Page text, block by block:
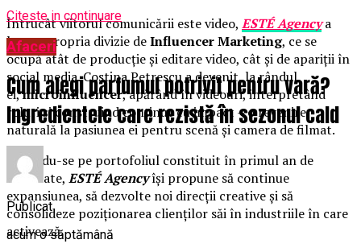
Întrucât viitorul comunicării este video, ESTÉ Agencya
lansat propria divizie deInfluencer Marketing, ce se
ocupă atât de producție și editare video, cât și de apariții în
social media. Costina Petrescu a devenit, la rândul
ei,microinfluencer, apărând în videouri, interpretând
roluri și construind conținut cu impact – o revenire
naturală la pasiunea ei pentru scenă și camera de filmat.
Bazându-se pe portofoliul constituit în primul an de
activitate, ESTÉ Agencyîși propune să continue
expansiunea, să dezvolte noi direcții creative și să
consolideze poziționarea clienților săi în industriile în care
activează.
Citeste in continuare
Afaceri
Cum alegi parfumul potrivit pentru vară?
Ingredientele care rezistă în sezonul cald
Publicat
acum o săptămână